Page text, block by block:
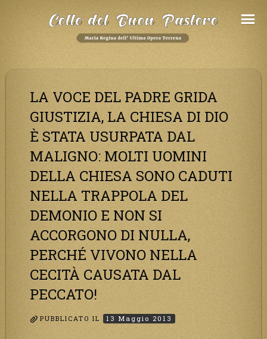
LA VOCE DEL PADRE GRIDA
GIUSTIZIA, LA CHIESA DI DIO
È STATA USURPATA DAL
MALIGNO: MOLTI UOMINI
DELLA CHIESA SONO CADUTI
NELLA TRAPPOLA DEL
DEMONIO E NON SI
ACCORGONO DI NULLA,
PERCHÉ VIVONO NELLA
CECITÀ CAUSATA DAL
PECCATO!
PUBBLICATO IL 13 Maggio 2013